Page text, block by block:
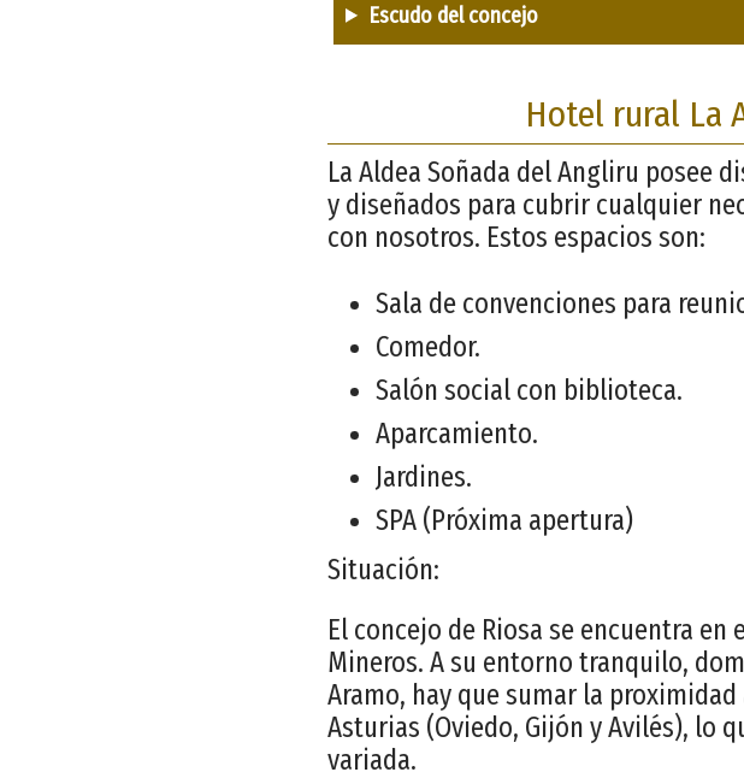
Escudo del concejo
Hotel rural La
La Aldea Soñada del Angliru posee
y diseñados para cubrir cualquier
con nosotros. Estos espacios son:
Sala de convenciones para
Comedor.
Salón social con biblioteca.
Aparcamiento.
Jardines.
SPA (Próxima apertura)
Situación:
El concejo de Riosa se encuentra
Mineros. A su entorno tranquilo,
Aramo, hay que sumar la
Asturias (Oviedo, Gijón y Avilés), lo
variada.